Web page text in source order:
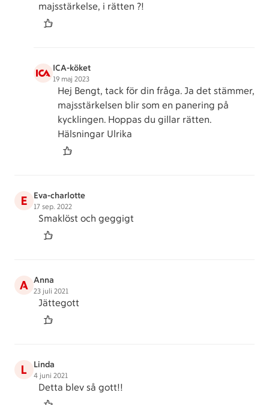
majsstärkelse, i rätten ?!
ICA-köket
19 maj 2023
Hej Bengt, tack för din fråga. Ja det stämmer,
majsstärkelsen blir som en panering på
kycklingen. Hoppas du gillar rätten.
Hälsningar Ulrika
E Eva-charlotte
17 sep. 2022
Smaklöst och geggigt
A Anna
23 juli 2021
Jättegott
L Linda
4 juni 2021
Detta blev så gott!!